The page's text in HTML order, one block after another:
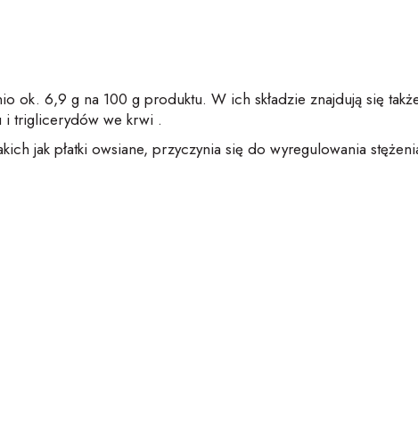
ok. 6,9 g na 100 g produktu. W ich składzie znajdują się
i triglicerydów we krwi .
jak płatki owsiane, przyczynia się do wyregulowania